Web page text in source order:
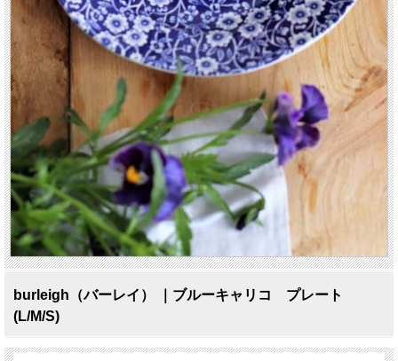
burleigh（バーレイ） ｜ブルーキャリコ プレート
(L/M/S)